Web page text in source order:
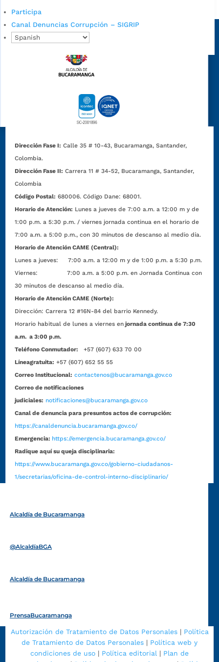
Participa
Canal Denuncias Corrupción – SIGRIP
Alcaldía de Bucaramanga
Sede principal
Dirección Fase I: Calle 35 # 10-43, Bucaramanga, Santander,
Colombia.
Dirección Fase II: Carrera 11 # 34-52, Bucaramanga, Santander,
Colombia
Código Postal: 680006. Código Dane: 68001.
Horario de Atención: Lunes a jueves de 7:00 a.m. a 12:00 m y de
1:00 p.m. a 5:30 p.m. / viernes jornada continua en el horario de
7:00 a.m. a 5:00 p.m., con 30 minutos de descanso al medio día.
Horario de Atención CAME (Central):
Lunes a jueves: 7:00 a.m. a 12:00 m y de 1:00 p.m. a 5:30 p.m.
Viernes: 7:00 a.m. a 5:00 p.m. en Jornada Continua con
30 minutos de descanso al medio día.
Horario de Atención CAME (Norte):
Dirección:Carrera 12 #16N-84 del barrio Kennedy.
Horario habitual de lunes a viernes en jornada continua de 7:30
a.m. a 3:00 p.m.
Teléfono Conmutador:
+57 (607) 633 70 00
Líneagratuita: +57 (607) 652 55 55
Correo Institucional: contactenos@bucaramanga.gov.co
Correo de notificaciones
judiciales: notificaciones@bucaramanga.gov.co
Canal de denuncia para presuntos actos de corrupción:
https://canaldenuncia.bucaramanga.gov.co/
Emergencia: https://emergencia.bucaramanga.gov.co/
Radique aquí su queja disciplinaria:
https://www.bucaramanga.gov.co/gobierno-ciudadanos-
1/secretarias/oficina-de-control-interno-disciplinario/
Alcaldía de Bucaramanga
@AlcaldíaBGA
Alcaldía de Bucaramanga
PrensaBucaramanga
Autorización de Tratamiento de Datos Personales| Política
de Tratamiento de Datos Personales | Política web y
condiciones de uso | Política editorial | Plan de